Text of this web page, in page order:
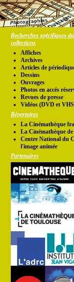
Recherches spécifiques
collections
Affiches
Archives
Articles de
Dessins
Ouvrages
Photos en accés
Revues de presse
Vidéos (DVD et
Répertoires
La Cinémathèque
La Cinémathèque de
Centre National du
l'image animée
Partenaires